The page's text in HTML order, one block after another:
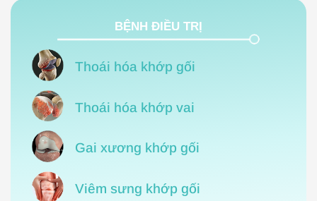
BỆNH ĐIỀU TRỊ
Thoái hóa khớp gối
Thoái hóa khớp vai
Gai xương khớp gối
Viêm sưng khớp gối